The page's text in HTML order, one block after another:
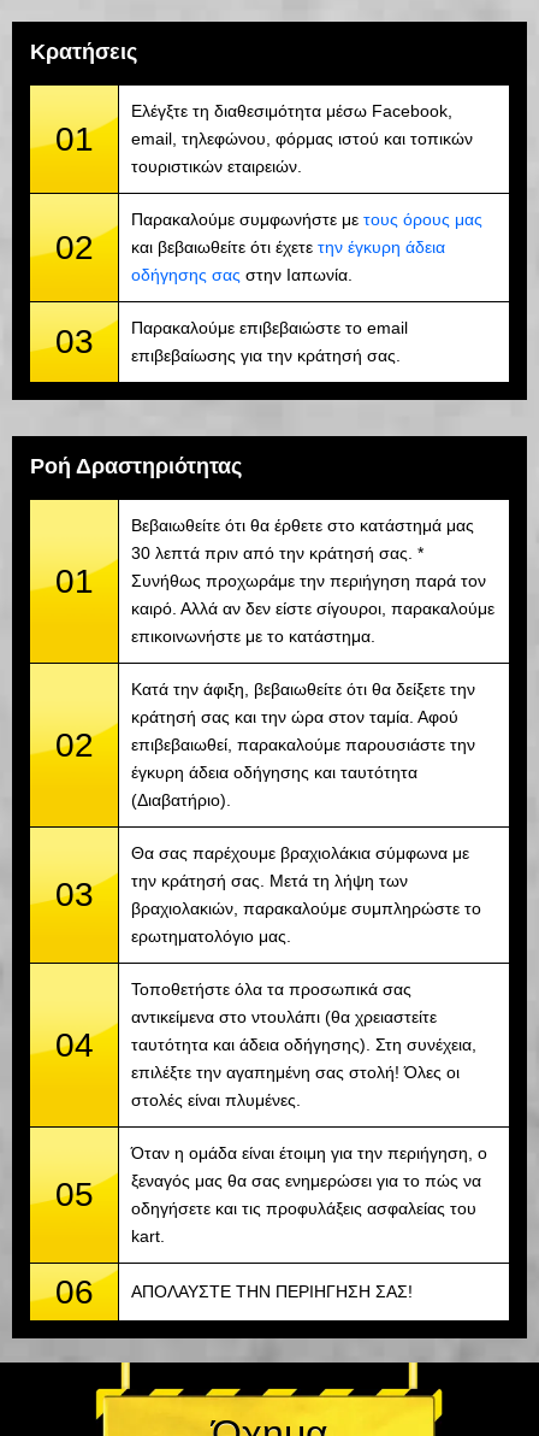
Κρατήσεις
01
Ελέγξτε τη διαθεσιμότητα μέσω Facebook,
email, τηλεφώνου, φόρμας ιστού και τοπικών
τουριστικών εταιρειών.
02
Παρακαλούμε συμφωνήστε με τους όρους μας
και βεβαιωθείτε ότι έχετε την έγκυρη άδεια
οδήγησης σας στην Ιαπωνία.
03
Παρακαλούμε επιβεβαιώστε το email
επιβεβαίωσης για την κράτησή σας.
Ροή Δραστηριότητας
01
Βεβαιωθείτε ότι θα έρθετε στο κατάστημά μας
30 λεπτά πριν από την κράτησή σας. *
Συνήθως προχωράμε την περιήγηση παρά τον
καιρό. Αλλά αν δεν είστε σίγουροι, παρακαλούμε
επικοινωνήστε με το κατάστημα.
02
Κατά την άφιξη, βεβαιωθείτε ότι θα δείξετε την
κράτησή σας και την ώρα στον ταμία. Αφού
επιβεβαιωθεί, παρακαλούμε παρουσιάστε την
έγκυρη άδεια οδήγησης και ταυτότητα
(Διαβατήριο).
03
Θα σας παρέχουμε βραχιολάκια σύμφωνα με
την κράτησή σας. Μετά τη λήψη των
βραχιολακιών, παρακαλούμε συμπληρώστε το
ερωτηματολόγιο μας.
04
Τοποθετήστε όλα τα προσωπικά σας
αντικείμενα στο ντουλάπι (θα χρειαστείτε
ταυτότητα και άδεια οδήγησης). Στη συνέχεια,
επιλέξτε την αγαπημένη σας στολή! Όλες οι
στολές είναι πλυμένες.
05
Όταν η ομάδα είναι έτοιμη για την περιήγηση, ο
ξεναγός μας θα σας ενημερώσει για το πώς να
οδηγήσετε και τις προφυλάξεις ασφαλείας του
kart.
06 ΑΠΟΛΑΥΣΤΕ ΤΗΝ ΠΕΡΙΗΓΗΣΗ ΣΑΣ!